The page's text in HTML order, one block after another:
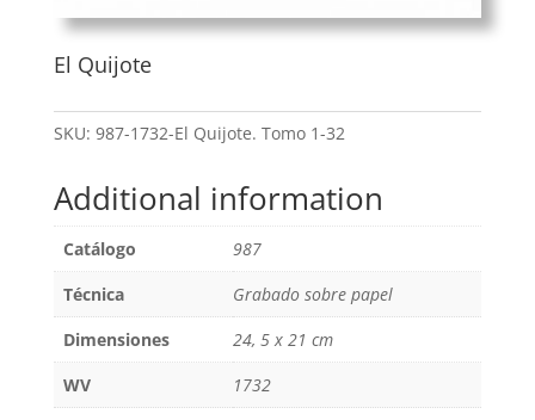
El Quijote
SKU: 987-1732-El Quijote. Tomo 1-32
Additional information
Catálogo
987
Técnica
Grabado sobre papel
Dimensiones
24, 5 x 21 cm
WV
1732